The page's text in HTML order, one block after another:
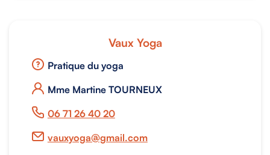
Vaux Yoga
Pratique du yoga
Mme Martine TOURNEUX
06 71 26 40 20
vauxyoga@gmail.com